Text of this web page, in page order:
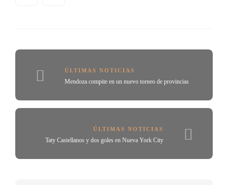
ÚLTIMAS NOTICIAS
Mendoza compite en un nuevo torneo de provincias
ÚLTIMAS NOTICIAS
Taty Castellanos y dos goles en Nueva York City